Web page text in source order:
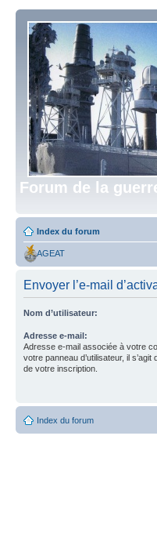
Forum de la
Index du forum
AGEAT
Envoyer l’e-mail
Nom d’utilisateur:
Adresse e-mail:
Adresse e-mail associée à votre
votre panneau d’utilisateur, il
de votre inscription.
Index du forum